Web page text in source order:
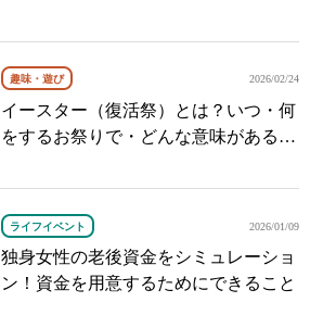
趣味・遊び 2026/02/24
イースター（復活祭）とは？いつ・何
をするお祭りで・どんな意味があるの
ライフイベント 2026/01/09
独身女性の老後資金をシミュレーショ
ン！資金を用意するためにできること